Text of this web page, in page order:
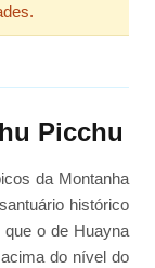
Picchu
da Montanha
histórico
o de Huayna
do nível do